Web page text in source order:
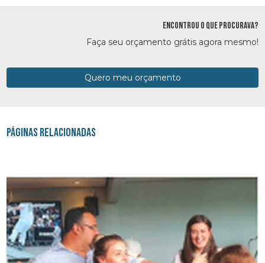
ENCONTROU O QUE PROCURAVA?
Faça seu orçamento grátis agora mesmo!
Quero meu orçamento
Páginas Relacionadas